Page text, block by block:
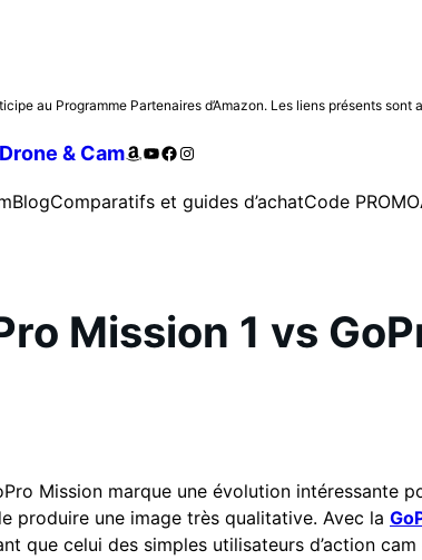
au Programme Partenaires d’Amazon. Les liens présents
Drone & CamAmazon
YouTube
Facebook
Instagram
BlogComparatifs et guides d’achatCode PROMO
Mission 1 vs
Mission marque une évolution intéressante
produire une image très qualitative. Avec la
que celui des simples utilisateurs d’action cam